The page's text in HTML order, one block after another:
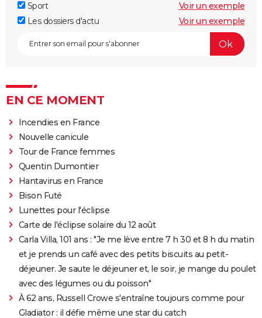
Sport
Voir un exemple
Les dossiers d'actu
Voir un exemple
EN CE MOMENT
Incendies en France
Nouvelle canicule
Tour de France femmes
Quentin Dumontier
Hantavirus en France
Bison Futé
Lunettes pour l'éclipse
Carte de l'éclipse solaire du 12 août
Carla Villa, 101 ans : "Je me lève entre 7 h 30 et 8 h du matin
et je prends un café avec des petits biscuits au petit-
déjeuner. Je saute le déjeuner et, le soir, je mange du poulet
avec des légumes ou du poisson"
À 62 ans, Russell Crowe s'entraîne toujours comme pour
Gladiator : il défie même une star du catch